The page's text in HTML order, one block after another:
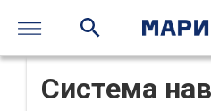
Система